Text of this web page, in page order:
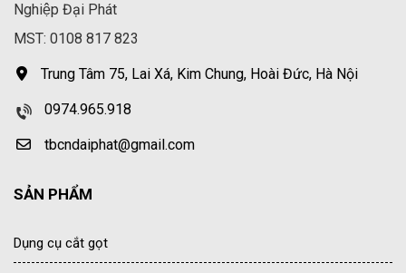
Nghiệp Đại Phát
MST: 0108 817 823
Trung Tâm 75, Lai Xá, Kim Chung, Hoài Đức, Hà Nội
0974.965.918
tbcndaiphat@gmail.com
SẢN PHẨM
Dụng cụ cắt gọt